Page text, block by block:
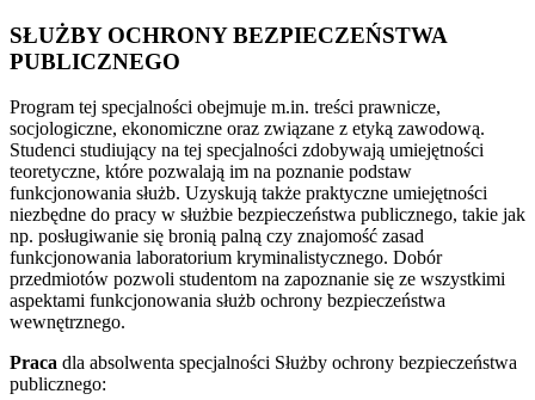
SŁUŻBY OCHRONY BEZPIECZEŃSTWA
PUBLICZNEGO
Program tej specjalności obejmuje m.in. treści prawnicze,
socjologiczne, ekonomiczne oraz związane z etyką zawodową.
Studenci studiujący na tej specjalności zdobywają umiejętności
teoretyczne, które pozwalają im na poznanie podstaw
funkcjonowania służb. Uzyskują także praktyczne umiejętności
niezbędne do pracy w służbie bezpieczeństwa publicznego, takie jak
np. posługiwanie się bronią palną czy znajomość zasad
funkcjonowania laboratorium kryminalistycznego. Dobór
przedmiotów pozwoli studentom na zapoznanie się ze wszystkimi
aspektami funkcjonowania służb ochrony bezpieczeństwa
wewnętrznego.
Praca dla absolwenta specjalności Służby ochrony bezpieczeństwa
publicznego: